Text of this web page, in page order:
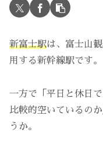
新富士駅は、富士山
用する新幹線駅です。
一方で「平日と休日
比較的空いているの
うか。